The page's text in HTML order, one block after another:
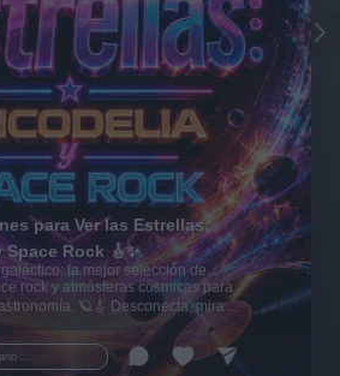
...
para Ver las Estrellas:
Rock 🎸✨
la mejor selección de
rock y atmósferas cósmicas para
🪐🎸 Desconecta, mira
siente la gravedad cero. 💾 ¡Guarda
tu próxima noche estrellada!